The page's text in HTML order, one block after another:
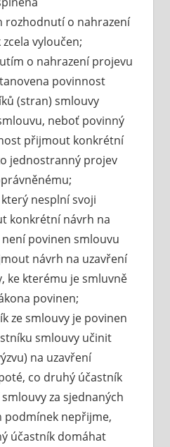
rozhodnutí o nahrazení
vyloučen;
o nahrazení projevu
povinnost
(stran) smlouvy
neboť povinný
přijmout konkrétní
jednostranný projev
nesplní svoji
konkrétní návrh na
povinen smlouvu
návrh na uzavření
ke kterému je smluvně
povinen;
ze smlouvy je povinen
smlouvy učinit
na uzavření
co druhý účastník
za sjednaných
podmínek nepřijme,
účastník domáhat